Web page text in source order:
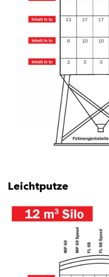
Leichtputze